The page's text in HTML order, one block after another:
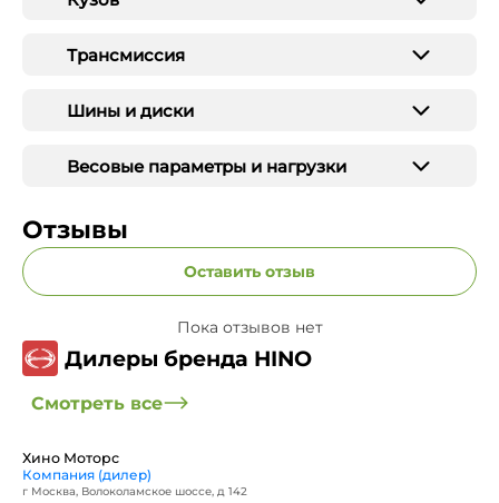
Трансмиссия
Шины и диски
Весовые параметры и нагрузки
Отзывы
Оставить отзыв
Пока отзывов нет
Дилеры бренда HINO
Смотреть все
Хино Моторс
Компания (дилер)
г Москва, Волоколамское шоссе, д 142